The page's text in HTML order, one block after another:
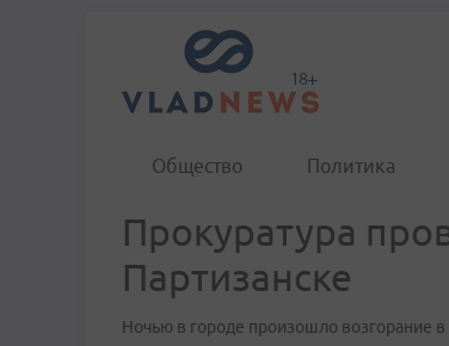
Общество Политика
Прокуратура
Партизанске
Ночью в городе произошло возгорание в